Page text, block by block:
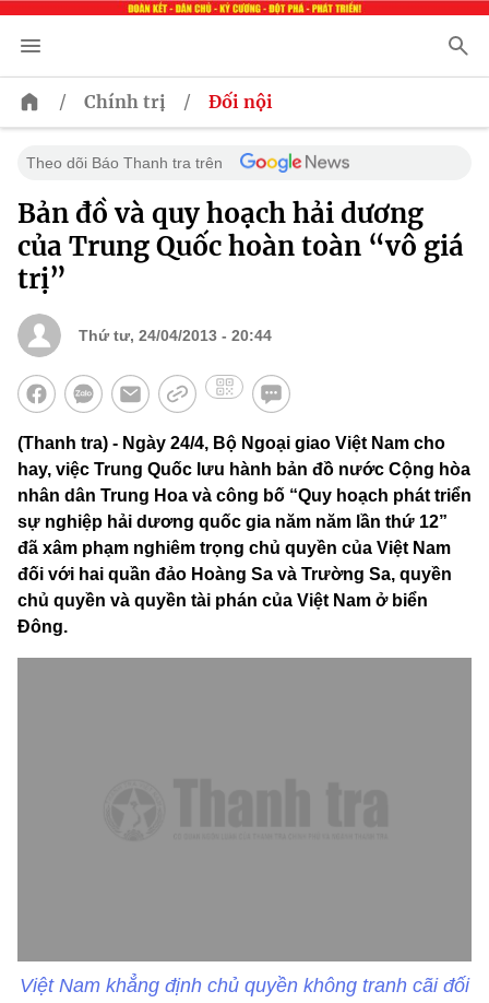
/ Chính trị / Đối nội
Theo dõi Báo Thanh tra trên
Bản đồ và quy hoạch hải dương
của Trung Quốc hoàn toàn “vô giá
trị”
Thứ tư, 24/04/2013 - 20:44
(Thanh tra) - Ngày 24/4, Bộ Ngoại giao Việt Nam cho
hay, việc Trung Quốc lưu hành bản đồ nước Cộng hòa
nhân dân Trung Hoa và công bố “Quy hoạch phát triển
sự nghiệp hải dương quốc gia năm năm lần thứ 12”
đã xâm phạm nghiêm trọng chủ quyền của Việt Nam
đối với hai quần đảo Hoàng Sa và Trường Sa, quyền
chủ quyền và quyền tài phán của Việt Nam ở biển
Đông.
Việt Nam khẳng định chủ quyền không tranh cãi đối